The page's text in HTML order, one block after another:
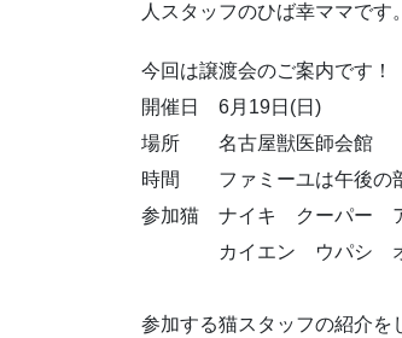
人スタッフのひば幸ママです。
今回は譲渡会のご案内です！
開催日 6月19日(日)
場所 名古屋獣医師会館
時間 ファミーユは午後の
参加猫 ナイキ クーパー
カイエン ウパシ オー
参加する猫スタッフの紹介を